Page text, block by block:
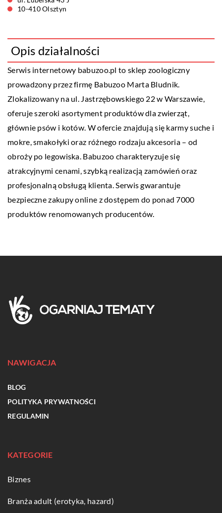
10-410 Olsztyn
Opis działalności
Serwis internetowy babuzoo.pl to sklep zoologiczny
prowadzony przez firmę Babuzoo Marta Bludnik.
Zlokalizowany na ul. Jastrzębowskiego 22 w Warszawie,
oferuje szeroki asortyment produktów dla zwierząt,
głównie psów i kotów. W ofercie znajdują się karmy suche i
mokre, smakołyki oraz różnego rodzaju akcesoria – od
obroży po legowiska. Babuzoo charakteryzuje się
atrakcyjnymi cenami, szybką realizacją zamówień oraz
profesjonalną obsługą klienta. Serwis gwarantuje
bezpieczne zakupy online z dostępem do ponad 7000
produktów renomowanych producentów.
NAWIGACJA
BLOG
POLITYKA PRYWATNOŚCI
REGULAMIN
KATEGORIE
Biznes
Branża adult (erotyka, hazard)